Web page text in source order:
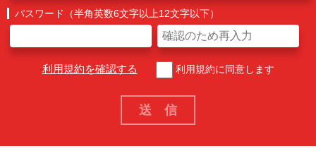
パスワード（半角英数6文字以上12文字以下）
利用規約を確認する 利用規約に同意します